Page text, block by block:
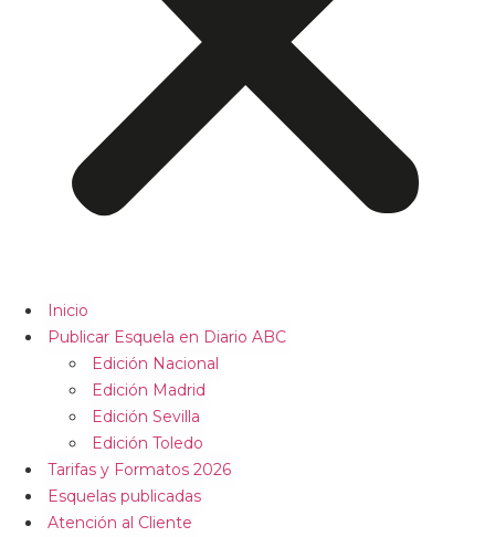
Inicio
Publicar Esquela en Diario ABC
Edición Nacional
Edición Madrid
Edición Sevilla
Edición Toledo
Tarifas y Formatos 2026
Esquelas publicadas
Atención al Cliente